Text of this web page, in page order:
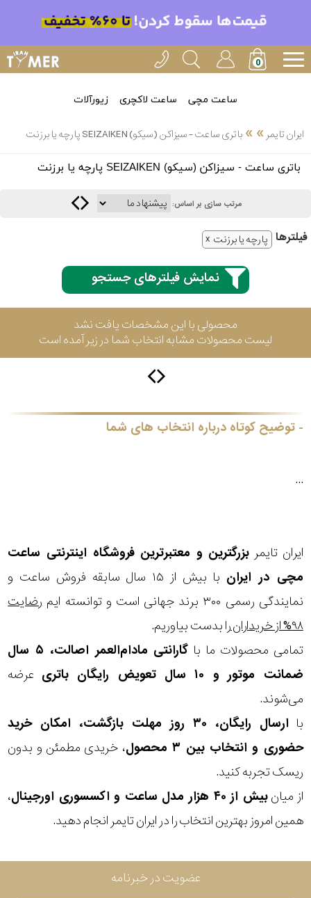
ساعت مچی ساعت لاکچری زیورآلات
ایران تایمر »
» باتری ساعت - سیزاکن (سیکو) SEIZAIKEN پارچه یا برزنت
باتری ساعت - سیزاکن (سیکو) SEIZAIKEN پارچه یا برزنت
مرتب سازی بر اساس:
فیلتر‌ها پارچه یا برزنت
نمایش فیلترهای جستجو
محصولی با این مشخصات یافت نشد
لیست محصولات مشابه انتخاب شما در زیر آمده است
توضیح کوتاه درباره انتخاب های شما
...
ایران تایمر بزرگترین و معتبرترین فروشگاه اینترنتی ساعت
مچی در ایران
با بیش از ۱۵ سال سابقه فروش ساعت و
نمایندگی رسمی ۳۰۰ برند جهانی است و توانسته ایم
رضایت
۹۸% از خریداران
را بدست بیاوریم.
تمامی محصولات ما با
گارانتی مادام‌العمر اصالت، ۵ سال
ضمانت موتور و ۱۰ سال تعویض رایگان باتری
عرضه
می‌شوند.
با
ارسال رایگان، ۳۰ روز مهلت بازگشت، امکان خرید
حضوری و انتخاب بین ۳ محصول
، خریدی مطمئن و بدون
ریسک تجربه کنید.
از میانبیش از ۴۰ هزار مدل ساعت و اکسسوری اورجینال
،
همین امروز بهترین انتخاب را در ایران تایمر انجام دهید.
انتخاب
بین 3
3
پی
باتری
هایتون
بیشتر...
نوع
محصول
جنس
بکاررفتهپارچه
یا
برزنت
نمایش
بیشتر...
رنگ
بکار
رفته
منبع
عضویت در خبرنامه